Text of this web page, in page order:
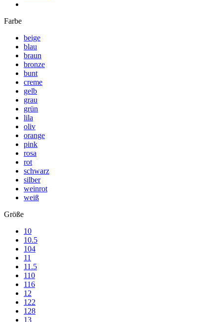
Farbe
beige
blau
braun
bronze
bunt
creme
gelb
grau
grün
lila
oliv
orange
pink
rosa
rot
schwarz
silber
weinrot
weiß
Größe
10
10.5
104
11
11.5
110
116
12
122
128
13